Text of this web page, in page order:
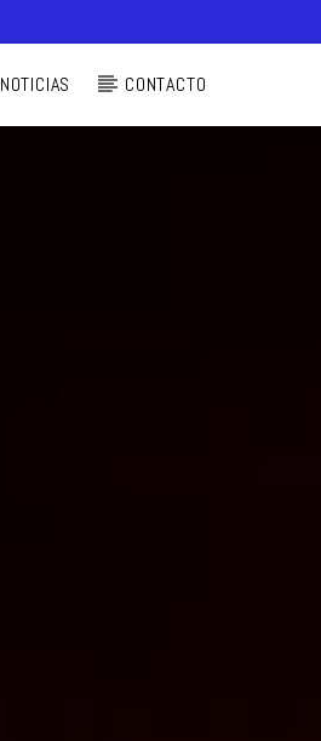
NOTICIAS CONTACTO